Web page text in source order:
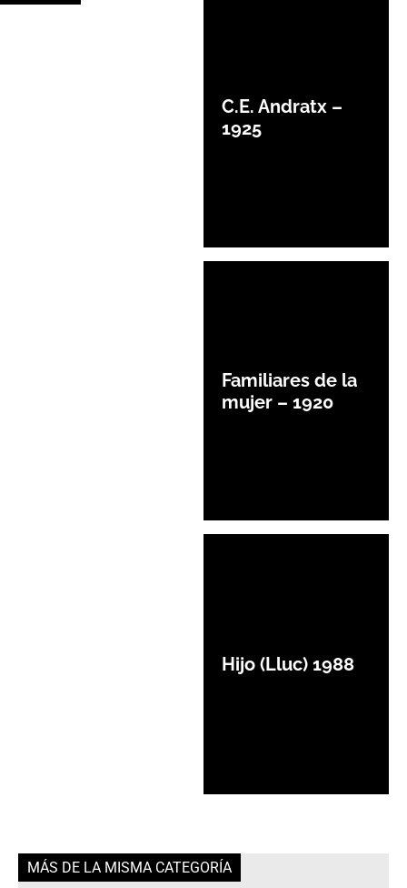
C.E. Andratx –
1925
Familiares de la
mujer – 1920
Hijo (Lluc) 1988
MÁS DE LA MISMA CATEGORÍA